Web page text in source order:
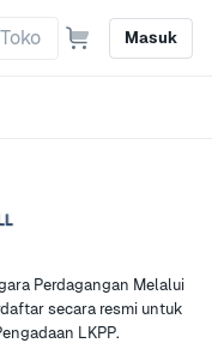
Masuk
Perdagangan Melalui
secara resmi untuk
LKPP.